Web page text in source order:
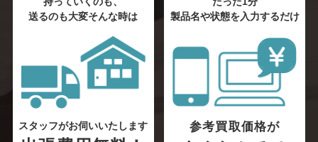
送るのも大変そんな時は
スタッフがお伺いいたします
製品名や状態を入力するだけ
参考買取価格が